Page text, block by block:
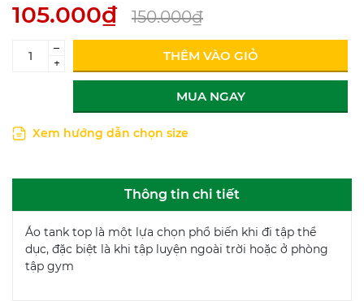
105.000₫ 150.000₫
–
+
THÊM VÀO GIỎ
MUA NGAY
Xem hướng dẫn chọn size
Thông tin chi tiết
Áo tank top là một lựa chọn phổ biến khi đi tập thể
dục, đặc biệt là khi tập luyện ngoài trời hoặc ở phòng
tập gym